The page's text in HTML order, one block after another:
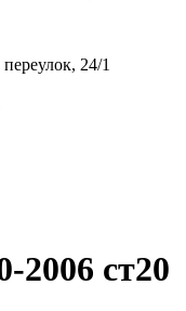
24/1
ст20